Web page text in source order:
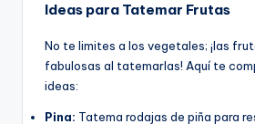
Ideas para Tatemar Frutas
No te limites a los vegetales; ¡las
fabulosas al tatemarlas! Aquí te
ideas:
Pina: Tatema rodajas de piña para